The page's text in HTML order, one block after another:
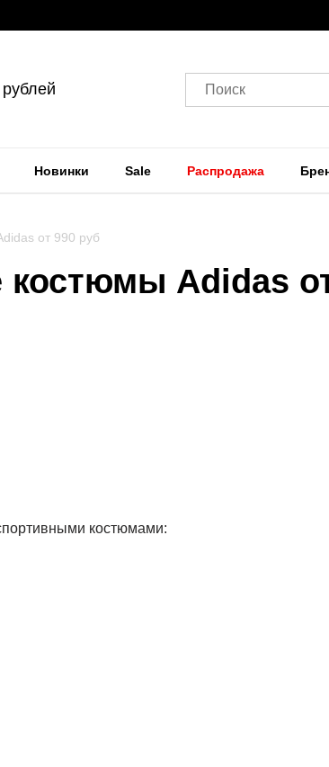
Поиск
Новинки Sale Распродажа
от 990 руб
костюмы Adidas
костюмами: